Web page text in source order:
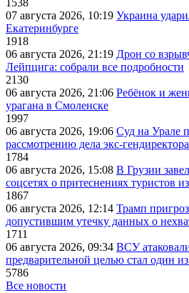
1538
07 августа 2026, 10:19 Украина
Екатеринбурге
1918
06 августа 2026, 21:19 Дрон со
Лейпцига: собрали все подробности
2130
06 августа 2026, 21:06 Ребёнок и
урагана в Смоленске
1997
06 августа 2026, 19:06 Суд на Урале
рассмотрению дела экс-
1784
06 августа 2026, 15:08 В Грузии
соцсетях о притеснениях туристов
1867
06 августа 2026, 12:14 Трамп
допустившим утечку данных о
1711
06 августа 2026, 09:34 ВСУ
предварительной целью стал один
5786
Все новости